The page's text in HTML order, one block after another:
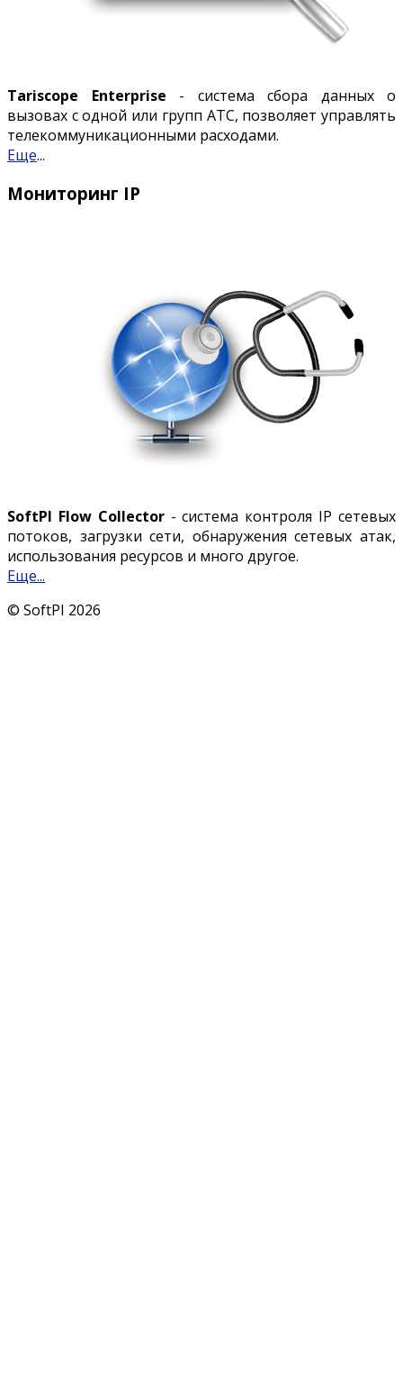
Tariscope Enterprise - система сбора данных о
вызовах с одной или групп АТС, позволяет управлять
телекоммуникационными расходами.
Еще...
Мониторинг IP
SoftPI Flow Collector- система контроля IP сетевых
потоков, загрузки сети, обнаружения сетевых атак,
использования ресурсов и много другое.
Еще...
© SoftPI 2026